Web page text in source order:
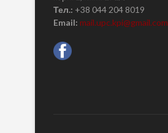
Тел.: +38 044 204 8019
Email: mail.upc.kpi@gmail.com